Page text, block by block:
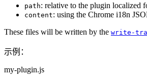
path: relative to the plugin localized
content: using the Chrome i18n
These files will be written by the write-
示例：
my-plugin.js